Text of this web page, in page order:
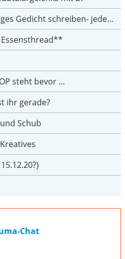
schreiben- jeder einen Satz
steht bevor ...
ihr gerade?
Schub
Chat